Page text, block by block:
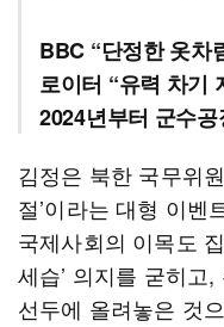
BBC “단정한 옷차
로이터 “유력 차기
2024년부터 군수
김정은 북한 국무위
절’이라는 대형 이벤
국제사회의 이목도
세습’ 의지를 굳히고
선두에 올려놓은 것